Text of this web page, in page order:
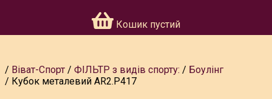
Кошик пустий
Віват-Спорт ФІЛЬТР з видів спорту:
Боулінг
Кубок металевий AR2.P417